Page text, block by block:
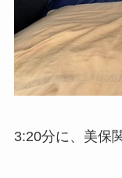
3:20分に、美保